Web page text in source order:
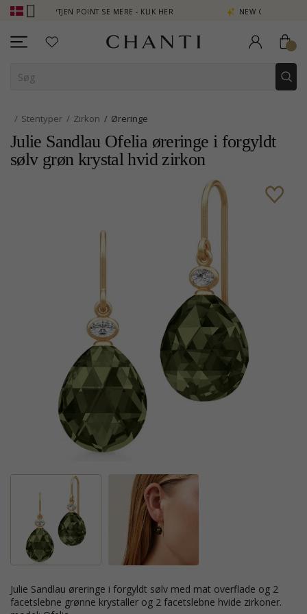
POINT SE MERE - KLIK HER NEW COLLECTION | AURA
Stentyper Zirkon Øreringe
Julie Sandlau Ofelia øreringe i forgyldt
sølv grøn krystal hvid zirkon
Julie Sandlau øreringe i forgyldt sølv med mat overflade og 2
facetslebne grønne krystaller og 2 facetslebne hvide zirkoner.